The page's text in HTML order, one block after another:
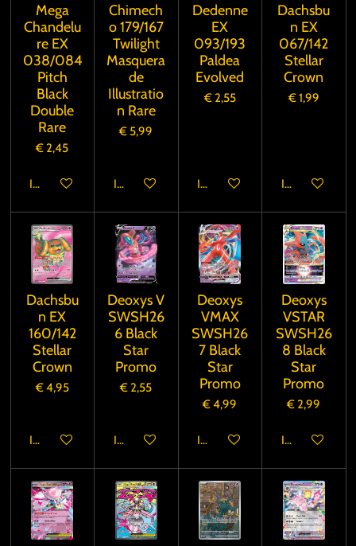
Mega
Chandelu
re EX
038/084
Pitch
Black
Double
Rare
€ 2,45
In winkelwagen
Chimech
o 179/167
Twilight
Masquera
de
Illustratio
n Rare
€ 5,99
In winkelwagen
Dedenne
EX
093/193
Paldea
Evolved
€ 2,55
In winkelwagen
Dachsbu
n EX
067/142
Stellar
Crown
€ 1,99
In
Dachsbu
n EX
160/142
Stellar
Crown
€ 4,95
In winkelwagen
Deoxys V
SWSH26
6 Black
Star
Promo
€ 2,55
In winkelwagen
Deoxys
VMAX
SWSH26
7 Black
Star
Promo
€ 4,99
In winkelwagen
Deoxys
VSTAR
SWSH26
8 Black
Star
Promo
€ 2,99
In